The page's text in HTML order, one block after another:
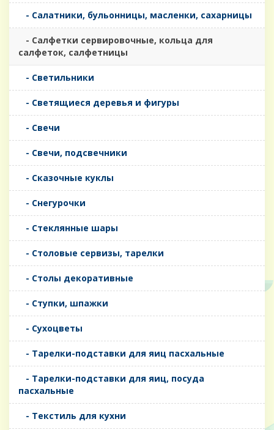
- Салатники, бульонницы, масленки, сахарницы
- Салфетки сервировочные, кольца для
салфеток, салфетницы
- Светильники
- Светящиеся деревья и фигуры
- Свечи
- Свечи, подсвечники
- Сказочные куклы
- Снегурочки
- Стеклянные шары
- Столовые сервизы, тарелки
- Столы декоративные
- Ступки, шпажки
- Сухоцветы
- Тарелки-подставки для яиц пасхальные
- Тарелки-подставки для яиц, посуда
пасхальные
- Текстиль для кухни